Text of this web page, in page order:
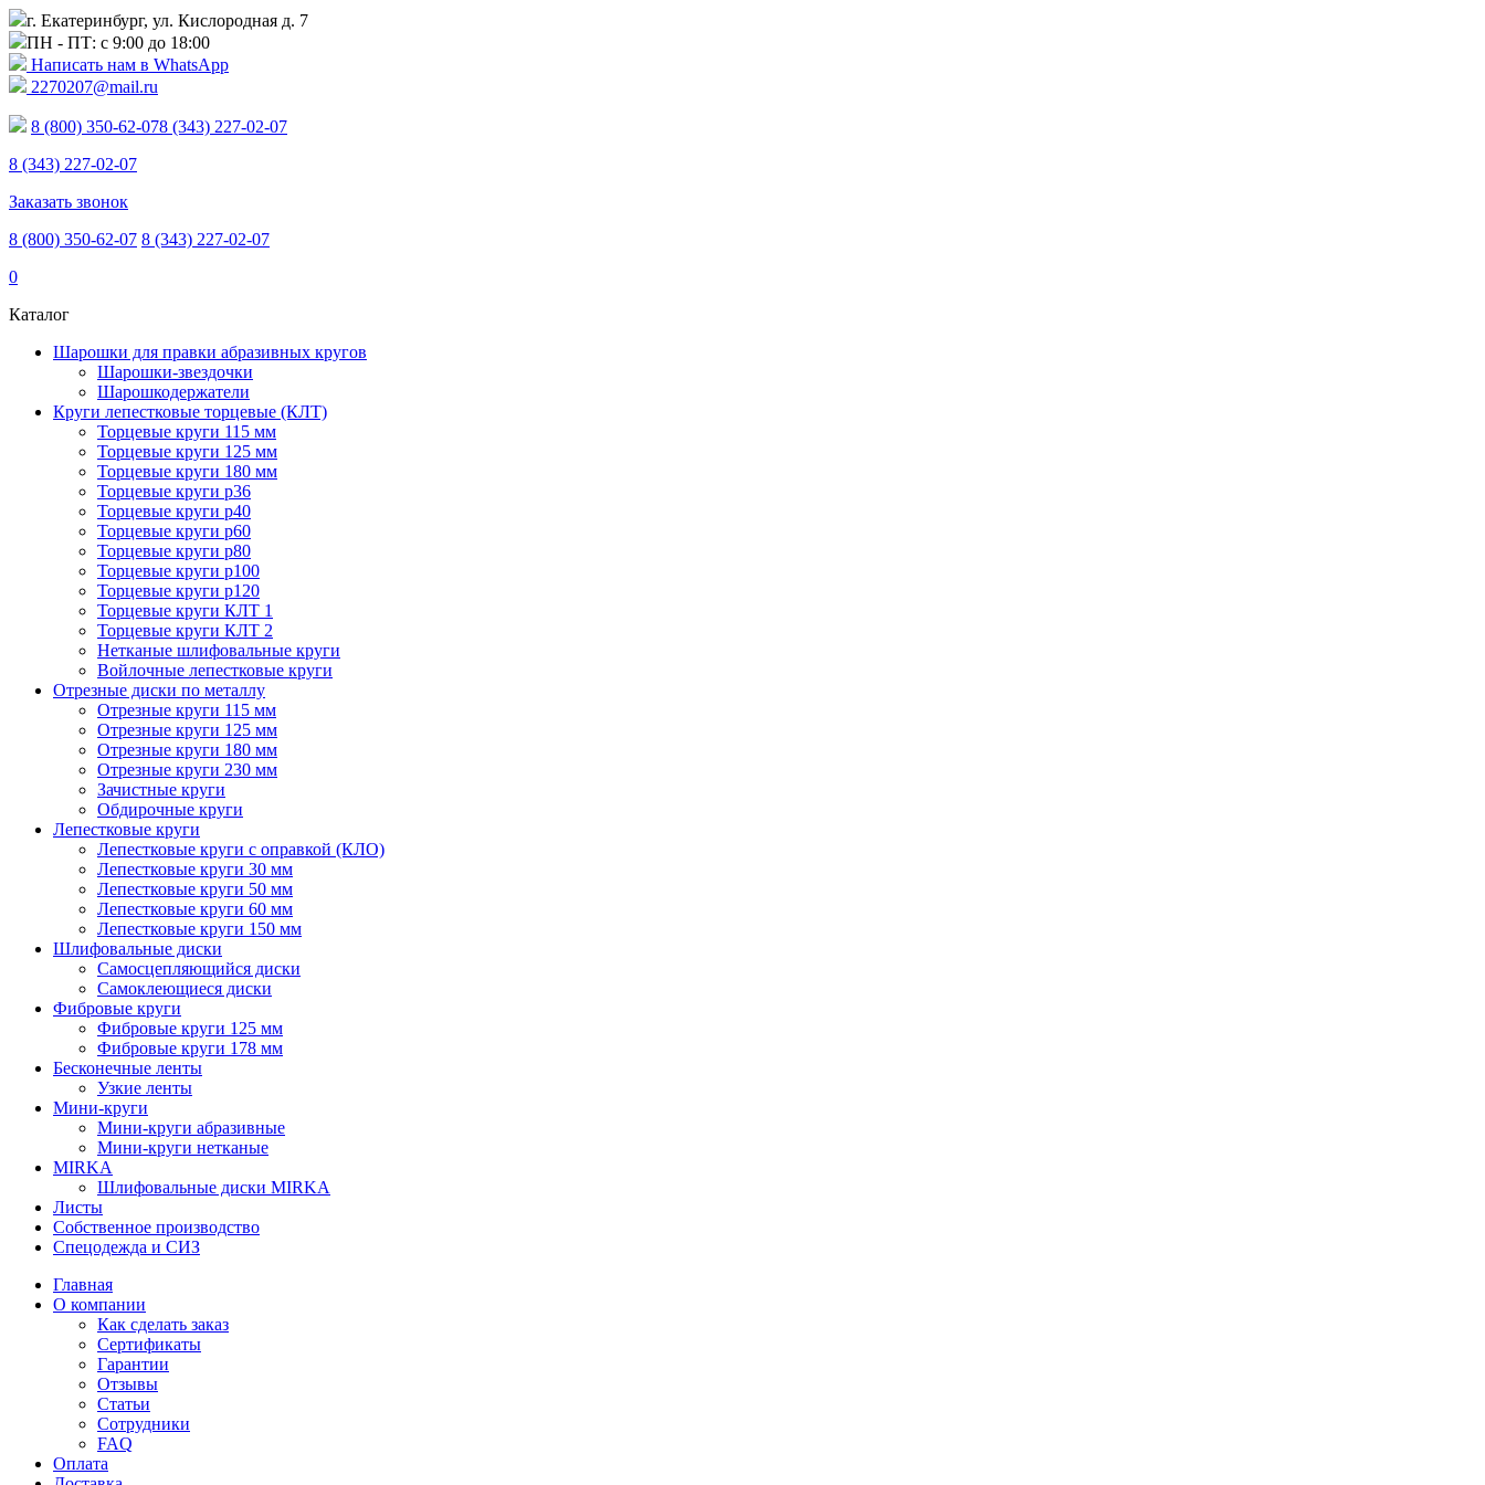
г. Екатеринбург, ул. Кислородная д. 7
ПН - ПТ: с 9:00 до 18:00
Написать нам в WhatsApp
2270207@mail.ru
8 (800) 350-62-078 (343) 227-02-07
8 (343) 227-02-07
Заказать звонок
8 (800) 350-62-07 8 (343) 227-02-07
0
Каталог
Шарошки для правки абразивных кругов
Шарошки-звездочки
Шарошкодержатели
Круги лепестковые торцевые (КЛТ)
Торцевые круги 115 мм
Торцевые круги 125 мм
Торцевые круги 180 мм
Торцевые круги p36
Торцевые круги p40
Торцевые круги p60
Торцевые круги p80
Торцевые круги p100
Торцевые круги p120
Торцевые круги КЛТ 1
Торцевые круги КЛТ 2
Нетканые шлифовальные круги
Войлочные лепестковые круги
Отрезные диски по металлу
Отрезные круги 115 мм
Отрезные круги 125 мм
Отрезные круги 180 мм
Отрезные круги 230 мм
Зачистные круги
Обдирочные круги
Лепестковые круги
Лепестковые круги с оправкой (КЛО)
Лепестковые круги 30 мм
Лепестковые круги 50 мм
Лепестковые круги 60 мм
Лепестковые круги 150 мм
Шлифовальные диски
Самосцепляющийся диски
Самоклеющиеся диски
Фибровые круги
Фибровые круги 125 мм
Фибровые круги 178 мм
Бесконечные ленты
Узкие ленты
Мини-круги
Мини-круги абразивные
Мини-круги нетканые
MIRKA
Шлифовальные диски MIRKA
Листы
Собственное производство
Спецодежда и СИЗ
Главная
О компании
Как сделать заказ
Сертификаты
Гарантии
Отзывы
Статьи
Сотрудники
FAQ
Оплата